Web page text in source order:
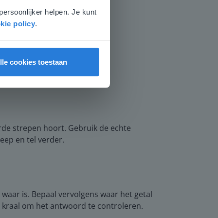
helpen. Je kunt
policy.
cookies toestaan
strepen hoort. Gebruik de echte
en tel verder.
is. Bepaal vervolgens waar het getal
kraal om het antwoord te controleren.